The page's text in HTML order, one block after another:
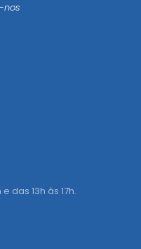
nos
das 13h às 17h.